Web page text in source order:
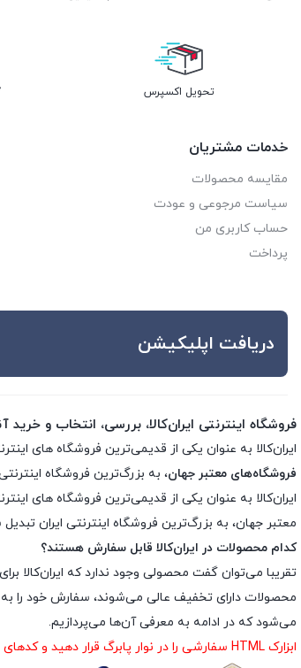
تحویل اکسپرس 7
خدمات مشتریان
مقایسه محصولات
سیاست مرجوعی و عودت
حساب کاربری من
پرداخت
دریافت اپلیکیشن
فروشگاه اینترنتی ایران‌کالا، بررسی، انتخاب و خرید
ایران‌کالا به عنوان یکی از قدیمی‌ترین فروشگاه های اینترنتی با بیش از یک دهه
فروشگاه‌های معتبر جهان، به بزرگ‌ترین فروشگاه
معتبر جهان، به بزرگ‌ترین فروشگاه اینترنتی ایران
کدام محصولات در ایران‌کالا قابل سفارش هستند؟
تقریبا می‌توان گفت محصولی وجود ندارد که ایران‌کالا
محصولات دارای تخفیف عالی می‌شوند، سفارش خود را به
می‌شود که در ادامه به معرفی آن‌ها می‌پردازیم.
ابزارک HTML سفارشی را در نوار پابرگ قرار دهید و کدهای نماد را در تنظیمات ابزارک درج نمایید.